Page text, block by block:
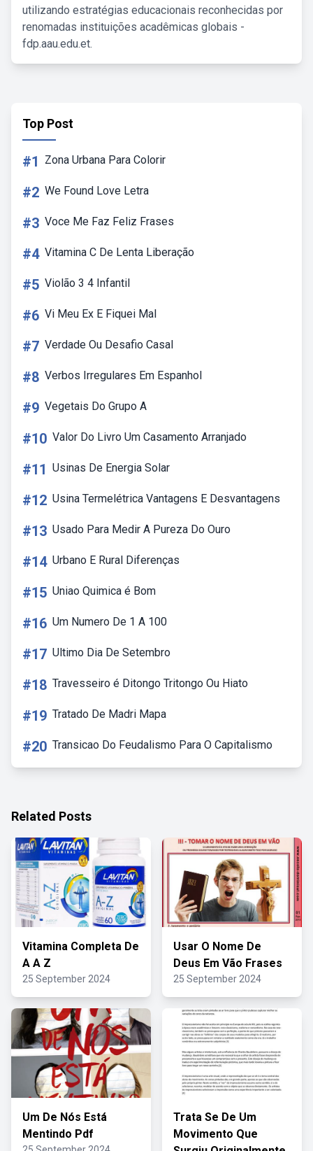
utilizando estratégias educacionais reconhecidas por
renomadas instituições acadêmicas globais -
fdp.aau.edu.et.
Top Post
#1 Zona Urbana Para Colorir
#2 We Found Love Letra
#3 Voce Me Faz Feliz Frases
#4 Vitamina C De Lenta Liberação
#5 Violão 3 4 Infantil
#6 Vi Meu Ex E Fiquei Mal
#7 Verdade Ou Desafio Casal
#8 Verbos Irregulares Em Espanhol
#9 Vegetais Do Grupo A
#10 Valor Do Livro Um Casamento Arranjado
#11 Usinas De Energia Solar
#12 Usina Termelétrica Vantagens E Desvantagens
#13 Usado Para Medir A Pureza Do Ouro
#14 Urbano E Rural Diferenças
#15 Uniao Quimica é Bom
#16 Um Numero De 1 A 100
#17 Ultimo Dia De Setembro
#18 Travesseiro é Ditongo Tritongo Ou Hiato
#19 Tratado De Madri Mapa
#20 Transicao Do Feudalismo Para O Capitalismo
Related Posts
Vitamina Completa De
A A Z
25 September 2024
Usar O Nome De
Deus Em Vão Frases
25 September 2024
Um De Nós Está
Mentindo Pdf
Trata Se De Um
Movimento Que